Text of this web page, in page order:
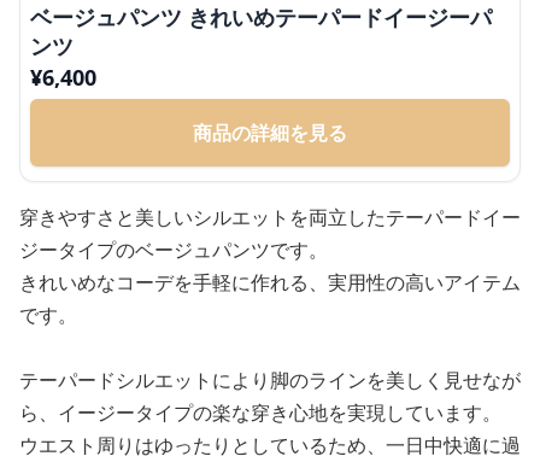
ベージュパンツ きれいめテーパードイージーパ
ンツ
¥6,400
商品の詳細を見る
穿きやすさと美しいシルエットを両立したテーパードイー
ジータイプのベージュパンツです。
きれいめなコーデを手軽に作れる、実用性の高いアイテム
です。
テーパードシルエットにより脚のラインを美しく見せなが
ら、イージータイプの楽な穿き心地を実現しています。
ウエスト周りはゆったりとしているため、一日中快適に過